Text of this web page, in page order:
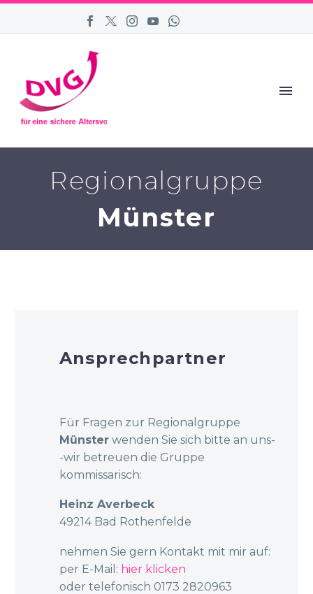
Regionalgruppe
Münster
Ansprechpartner
Für Fragen zur Regionalgruppe
Münster wenden Sie sich bitte an uns-
-wir betreuen die Gruppe
kommissarisch:
Heinz Averbeck
49214 Bad Rothenfelde
nehmen Sie gern Kontakt mit mir auf:
per E-Mail: hier klicken
oder telefonisch 0173 2820963